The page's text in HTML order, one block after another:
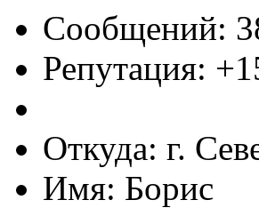
Сообщений:
Репутация:
Откуда: г.
Имя: Борис